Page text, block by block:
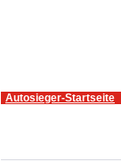
Autosieger-Startseite